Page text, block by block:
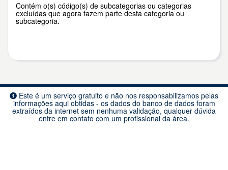
Contém o(s) código(s) de subcategorias ou categorias
excluídas que agora fazem parte desta categoria ou
subcategoria.
Este é um serviço gratuito e não nos responsabilizamos pelas
informações aqui obtidas - os dados do banco de dados foram
extraídos da internet sem nenhuma validação, qualquer dúvida
entre em contato com um profissional da área.